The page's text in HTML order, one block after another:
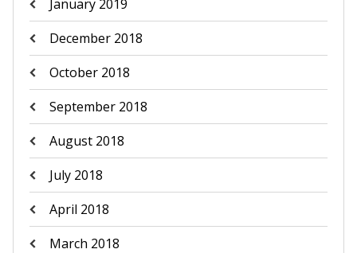
January 2019
December 2018
October 2018
September 2018
August 2018
July 2018
April 2018
March 2018